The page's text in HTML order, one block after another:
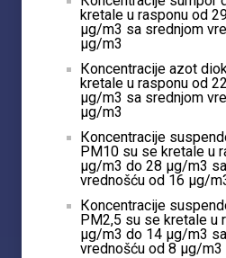
kretale u rasponu od
µg/m3 sa srednjom
µg/m3
Кoncentracije azot
kretale u rasponu od
µg/m3 sa srednjom
µg/m3
Кoncentracije
PM10 su se kretale u
µg/m3 do 28 µg/m3
vrednošću od 16 µg/
Кoncentracije
PM2,5 su se kretale u
µg/m3 do 14 µg/m3
vrednošću od 8 µg/m3